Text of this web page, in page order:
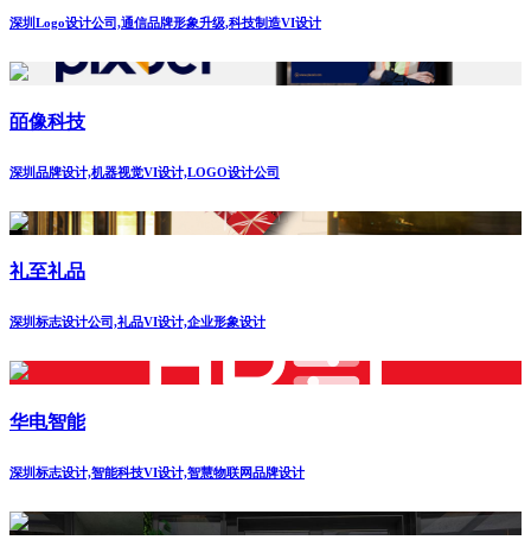
深圳Logo设计公司,通信品牌形象升级,科技制造VI设计
皕像科技
深圳品牌设计,机器视觉VI设计,LOGO设计公司
礼至礼品
深圳标志设计公司,礼品VI设计,企业形象设计
华电智能
深圳标志设计,智能科技VI设计,智慧物联网品牌设计